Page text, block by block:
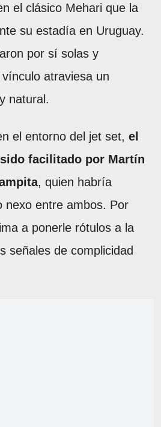
el clásico Mehari que la
su estadía en Uruguay.
por sí solas y
atraviesa un
natural.
el entorno del jet set, el
facilitado por Martín
, quien habría
nexo entre ambos. Por
a ponerle rótulos a la
señales de complicidad